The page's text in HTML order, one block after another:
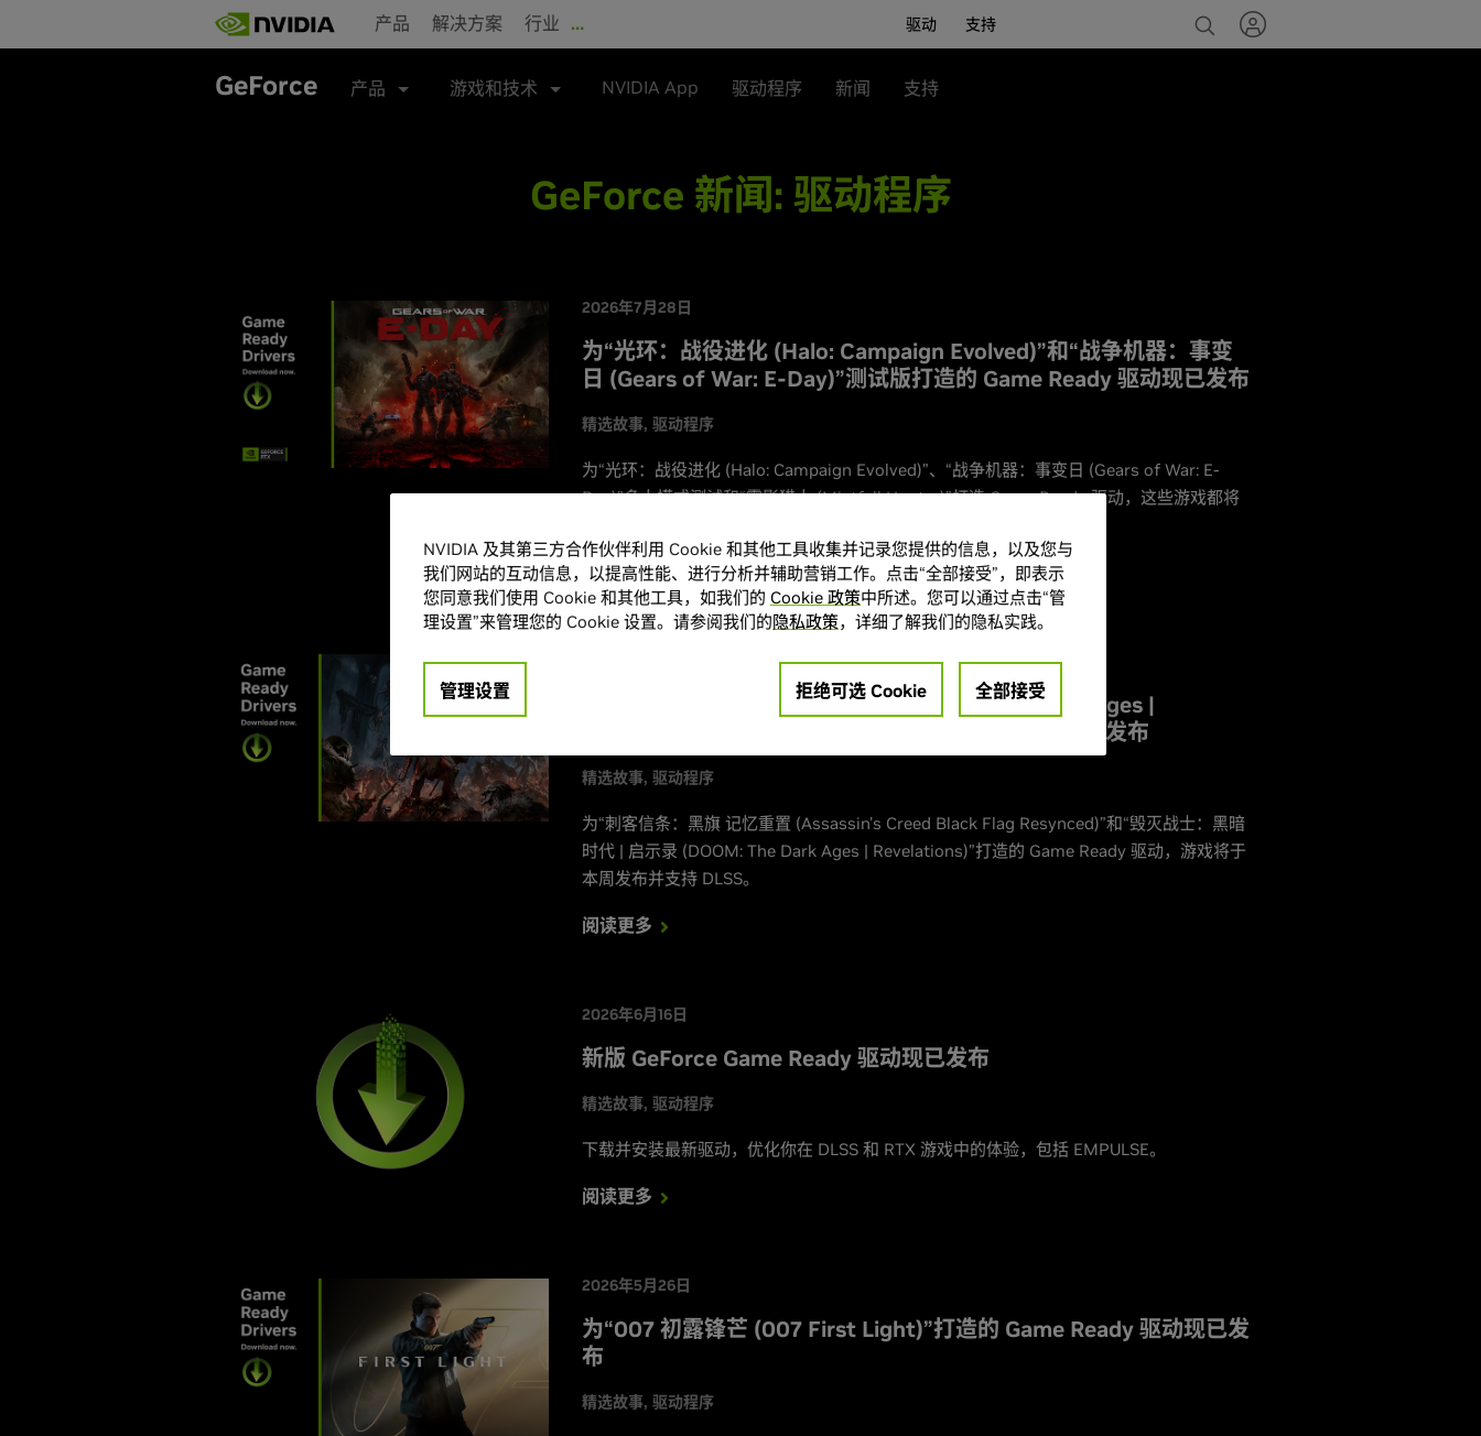
main
产品 解决方案 行业 … 驱动 支持
GeForce 产品 游戏和技术 NVIDIA App 驱动程序 新闻 支持
GeForce 新闻: 驱动程序
2026年7月28日
为“光环：战役进化 (Halo: Campaign Evolved)”和“战争机器：事变
日 (Gears of War: E-Day)”测试版打造的 Game Ready 驱动现已发布
精选故事 驱动程序
为“光环：战役进化 (Halo: Campaign Evolved)”、“战争机器：事变日 (Gears of War: E-
Day)”多人模式测试和“雾影猎人 (Mistfall Hunter)”打造 Game Ready 驱动，这些游戏都将
阅读更多
为“毁灭战士：黑暗时代 | 启示录 (DOOM: The Dark Ages |
Revelations)”打造的 GeForce Game Ready 驱动现已发布
精选故事 驱动程序
为“刺客信条：黑旗 记忆重置 (Assassin's Creed Black Flag Resynced)”和“毁灭战士：黑暗
时代 | 启示录 (DOOM: The Dark Ages | Revelations)”打造的 Game Ready 驱动，游戏将于
本周发布并支持 DLSS。
阅读更多
2026年6月16日
新版 GeForce Game Ready 驱动现已发布
精选故事 驱动程序
下载并安装最新驱动，优化你在 DLSS 和 RTX 游戏中的体验，包括 EMPULSE。
阅读更多
2026年5月26日
为“007 初露锋芒 (007 First Light)”打造的 Game Ready 驱动现已发
布
精选故事 驱动程序
NVIDIA 及其第三方合作伙伴利用 Cookie 和其他工具收集并记录您提供的信息，以及您与
我们网站的互动信息，以提高性能、进行分析并辅助营销工作。点击“全部接受”，即表示
您同意我们使用 Cookie 和其他工具，如我们的 Cookie 政策中所述。您可以通过点击“管
理设置”来管理您的 Cookie 设置。请参阅我们的隐私政策，详细了解我们的隐私实践。
管理设置 拒绝可选 Cookie 全部接受